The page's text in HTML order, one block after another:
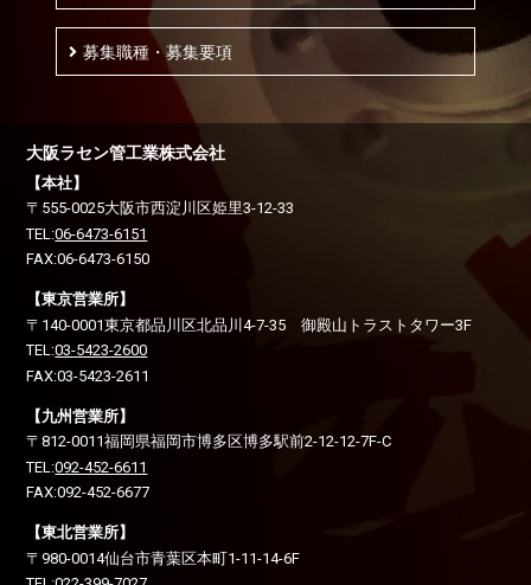
募集職種・募集要項
大阪ラセン管工業株式会社
【本社】
〒555-0025大阪市西淀川区姫里3-12-33
TEL:06-6473-6151
FAX:06-6473-6150
【東京営業所】
〒140-0001東京都品川区北品川4-7-35 御殿山トラストタワー3F
TEL:03-5423-2600
FAX:03-5423-2611
【九州営業所】
〒812-0011福岡県福岡市博多区博多駅前2-12-12-7F-C
TEL:092-452-6611
FAX:092-452-6677
【東北営業所】
〒980-0014仙台市青葉区本町1-11-14-6F